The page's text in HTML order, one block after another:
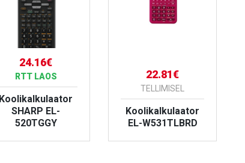
24.16€
RTT LAOS
Koolikalkulaator
SHARP EL-
520TGGY
22.81€
TELLIMISEL
Koolikalkulaator
EL-W531TLBRD